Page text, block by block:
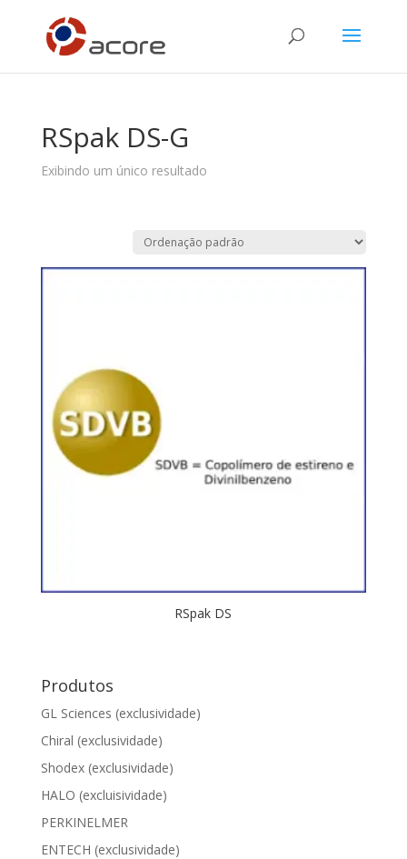
RSpak DS-G
Exibindo um único resultado
RSpak DS
Produtos
GL Sciences (exclusividade)
Chiral (exclusividade)
Shodex (exclusividade)
HALO (excluisividade)
PERKINELMER
ENTECH (exclusividade)